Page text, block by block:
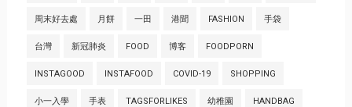
周末好去處 月餅 一田 港聞 FASHION 手袋
台灣 新冠肺炎 FOOD 博客 FOODPORN
INSTAGOOD INSTAFOOD COVID-19 SHOPPING
小一入學 手表 TAGSFORLIKES 幼稚園 HANDBAG